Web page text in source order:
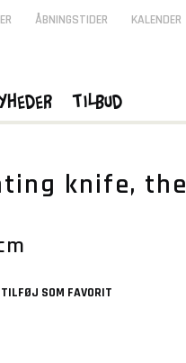
knife, the
TILFØJ SOM FAVORIT
ÅBNINGSTIDER KALENDER
Tilbud